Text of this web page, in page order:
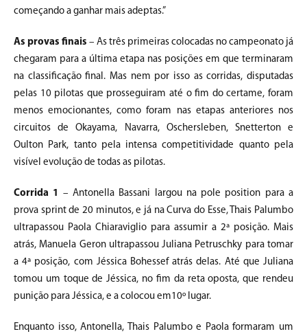
começando a ganhar mais adeptas.”
As provas finais – As três primeiras colocadas no campeonato já
chegaram para a última etapa nas posições em que terminaram
na classificação final. Mas nem por isso as corridas, disputadas
pelas 10 pilotas que prosseguiram até o fim do certame, foram
menos emocionantes, como foram nas etapas anteriores nos
circuitos de Okayama, Navarra, Oschersleben, Snetterton e
Oulton Park, tanto pela intensa competitividade quanto pela
visível evolução de todas as pilotas.
Corrida 1
– Antonella Bassani largou na pole position para a
prova sprint de 20 minutos, e já na Curva do Esse, Thais Palumbo
ultrapassou Paola Chiaraviglio para assumir a 2ª posição. Mais
atrás, Manuela Geron ultrapassou Juliana Petruschky para tomar
a 4ª posição, com Jéssica Bohessef atrás delas. Até que Juliana
tomou um toque de Jéssica, no fim da reta oposta, que rendeu
punição para Jéssica, e a colocou em10º lugar.
Enquanto isso, Antonella, Thais Palumbo e Paola formaram um